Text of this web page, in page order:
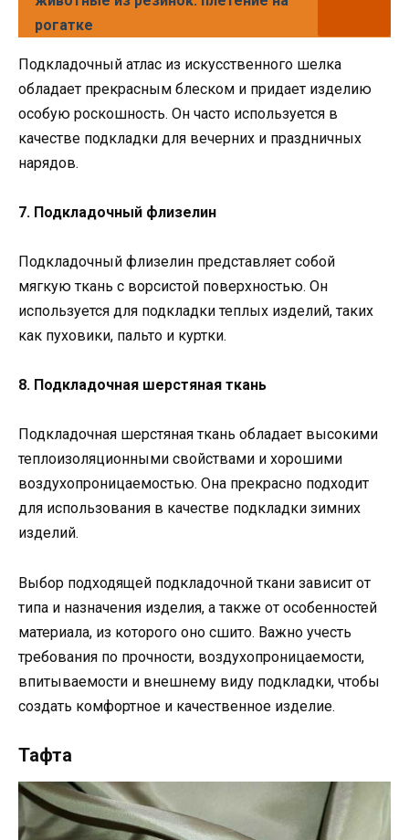
рогатке
Подкладочный атлас из искусственного шелка
обладает прекрасным блеском и придает изделию
особую роскошность. Он часто используется в
качестве подкладки для вечерних и праздничных
нарядов.
7. Подкладочный флизелин
Подкладочный флизелин представляет собой
мягкую ткань с ворсистой поверхностью. Он
используется для подкладки теплых изделий, таких
как пуховики, пальто и куртки.
8. Подкладочная шерстяная ткань
Подкладочная шерстяная ткань обладает высокими
теплоизоляционными свойствами и хорошими
воздухопроницаемостью. Она прекрасно подходит
для использования в качестве подкладки зимних
изделий.
Выбор подходящей подкладочной ткани зависит от
типа и назначения изделия, а также от особенностей
материала, из которого оно сшито. Важно учесть
требования по прочности, воздухопроницаемости,
впитываемости и внешнему виду подкладки, чтобы
создать комфортное и качественное изделие.
Тафта